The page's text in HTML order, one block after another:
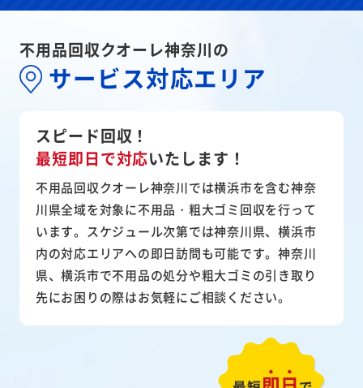
不用品回収クオーレ神奈川の
サービス対応エリア
スピード回収！
最短即日で対応いたします！
不用品回収クオーレ神奈川では横浜市を含む神奈
川県全域を対象に不用品・粗大ゴミ回収を行って
います。スケジュール次第では神奈川県、横浜市
内の対応エリアへの即日訪問も可能です。神奈川
県、横浜市で不用品の処分や粗大ゴミの引き取り
先にお困りの際はお気軽にご相談ください。